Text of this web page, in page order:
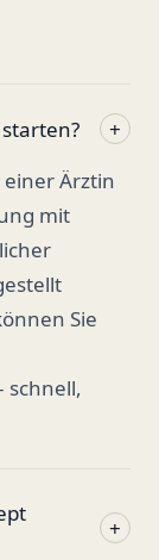
+
einer Ärztin
mit
Sie
schnell,
+